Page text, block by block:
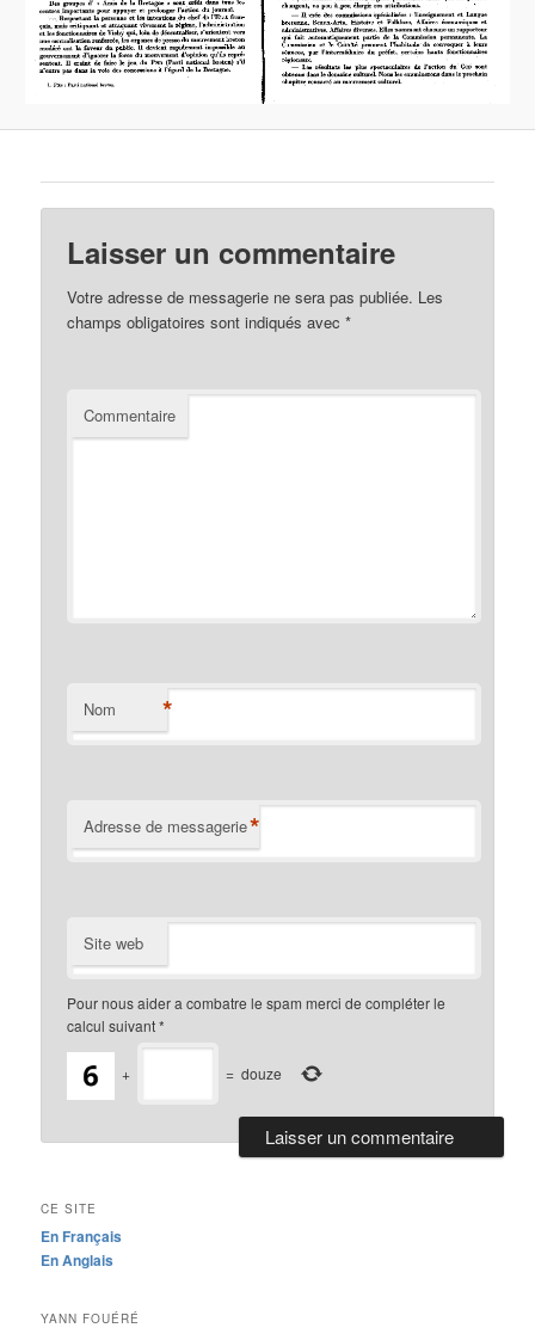
Laisser un commentaire
Votre adresse de messagerie ne sera pas publiée. Les
champs obligatoires sont indiqués avec*
Commentaire
Nom *
Adresse de messagerie*
Site web
Pour nous aider a combatre le spam merci de compléter le
calcul suivant*
+ = douze
CE SITE
En Français
En Anglais
YANN FOUÉRÉ